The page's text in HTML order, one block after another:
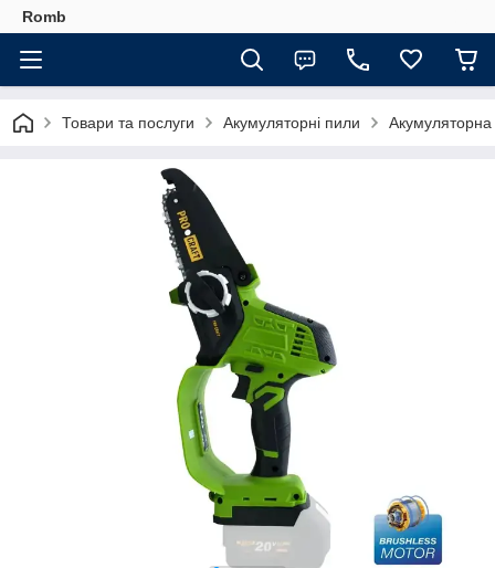
Romb
Товари та послуги Акумуляторні пили